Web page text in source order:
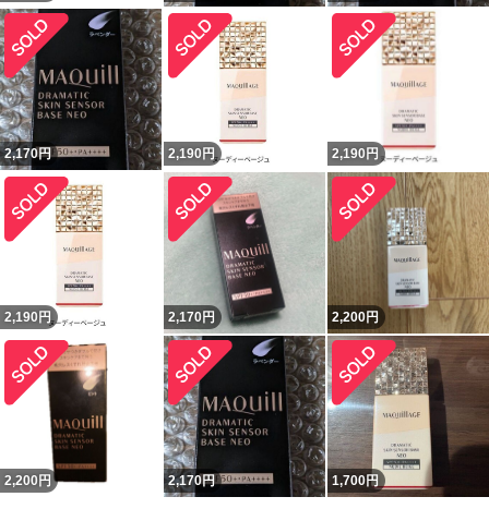
2,170円 2,190 円 2,190 円
2,190 円 2,170円 2,200円
2,200 円 2,170円 1,700円